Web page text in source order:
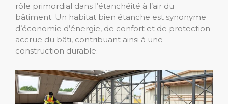
rôle primordial dans l’étanchéité à l’air du
bâtiment. Un habitat bien étanche est synonyme
d’économie d’énergie, de confort et de protection
accrue du bâti, contribuant ainsi à une
construction durable.